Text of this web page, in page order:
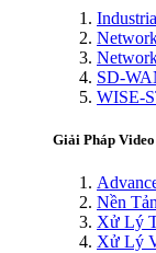
SD-
WISE-
Giải Pháp
Nền
Xử Lý
Xử Lý